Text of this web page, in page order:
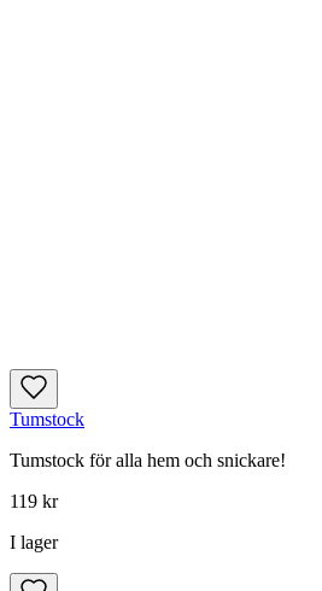
Tumstock
Tumstock för alla hem och snickare!
119 kr
I lager